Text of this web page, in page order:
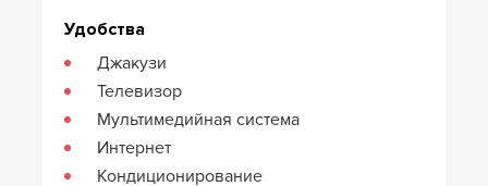
Удобства
Джакузи
Телевизор
Мультимедийная система
Интернет
Кондиционирование